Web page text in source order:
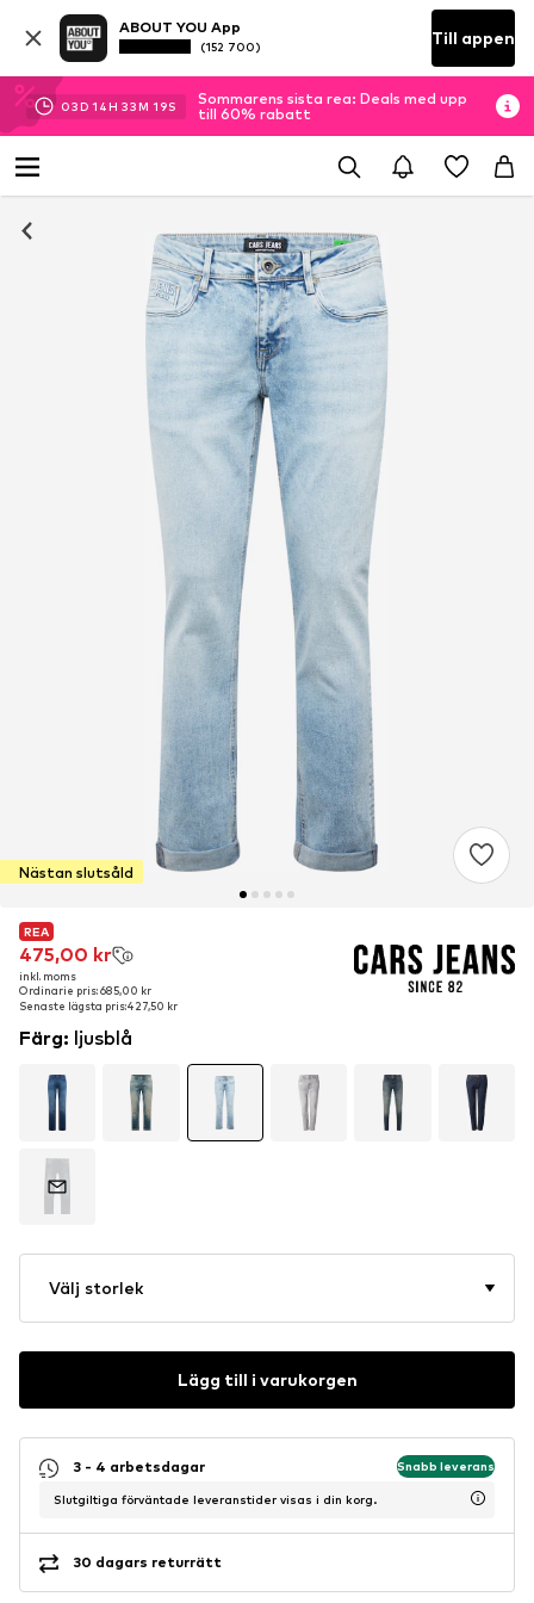
ABOUT YOU App
(152 700) Till appen
03D 14H 33M 18S
Sommarens sista rea: Deals med upp
till 60% rabatt
Nästan slutsåld
REA
475,00 kr
inkl. moms
Ordinarie pris: 685,00 kr
Senaste lägsta pris:427,50 kr
REA
475,00 kr
inkl. moms
Ordinarie pris: 685,00 kr
Senaste lägsta pris:427,50 kr
Färg: ljusblå
Välj storlek
Lägg till i varukorgen
3 - 4 arbetsdagar Snabb leverans
Slutgiltiga förväntade leveranstider visas i din korg.
30 dagars returrätt